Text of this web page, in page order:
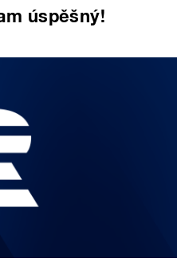
úspěšný!